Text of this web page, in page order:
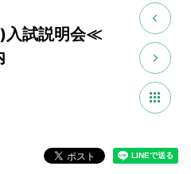
入試説明会≪